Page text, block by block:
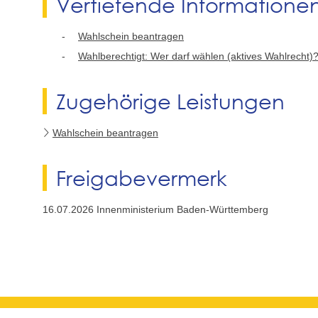
Wahlschein beantragen
Wahlberechtigt: Wer darf wählen (aktives Wahlrecht)?
Zugehörige Leistungen
Wahlschein beantragen
Freigabevermerk
16.07.2026 Innenministerium Baden-Württemberg